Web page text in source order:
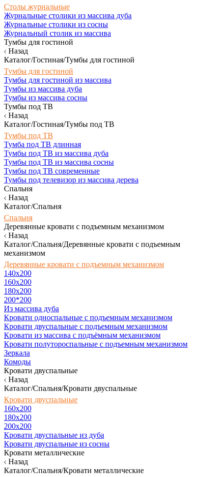
Столы журнальные
Журнальные столики из массива дуба
Журнальные столики из сосны
Журнальный столик из массива
Тумбы для гостиной
Назад
Каталог/Гостиная/Тумбы для гостиной
Тумбы для гостиной
Тумбы для гостиной из массива
Тумбы из массива дуба
Тумбы из массива сосны
Тумбы под ТВ
Назад
Каталог/Гостиная/Тумбы под ТВ
Тумбы под ТВ
Тумба под ТВ длинная
Тумбы под ТВ из массива дуба
Тумбы под ТВ из массива сосны
Тумбы под ТВ современные
Тумбы под телевизор из массива дерева
Спальня
Назад
Каталог/Спальня
Спальня
Деревянные кровати с подъемным механизмом
Назад
Каталог/Спальня/Деревянные кровати с подъемным
механизмом
Деревянные кровати с подъемным механизмом
140x200
160х200
180х200
200*200
Из массива дуба
Кровати односпальные с подъемным механизмом
Кровати двуспальные с подъемным механизмом
Кровати из массива с подъёмным механизмом
Кровати полутороспальные с подъемным механизмом
Зеркала
Комоды
Кровати двуспальные
Назад
Каталог/Спальня/Кровати двуспальные
Кровати двуспальные
160х200
180x200
200x200
Кровати двуспальные из дуба
Кровати двуспальные из сосны
Кровати металлические
Назад
Каталог/Спальня/Кровати металлические